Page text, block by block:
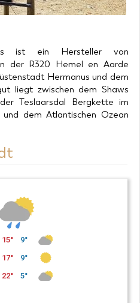
ist ein Hersteller von
der R320 Hemel en Aarde
Hermanus und dem
liegt zwischen dem Shaws
Teslaarsdal Bergkette im
dem Atlantischen Ozean